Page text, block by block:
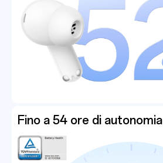
Fino a 54 ore di autonomia